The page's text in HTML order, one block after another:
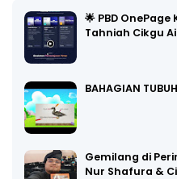
🌟 PBD
Tahniah Cikgu
BAHAGIAN
Gemilang di
Nur Shafura &